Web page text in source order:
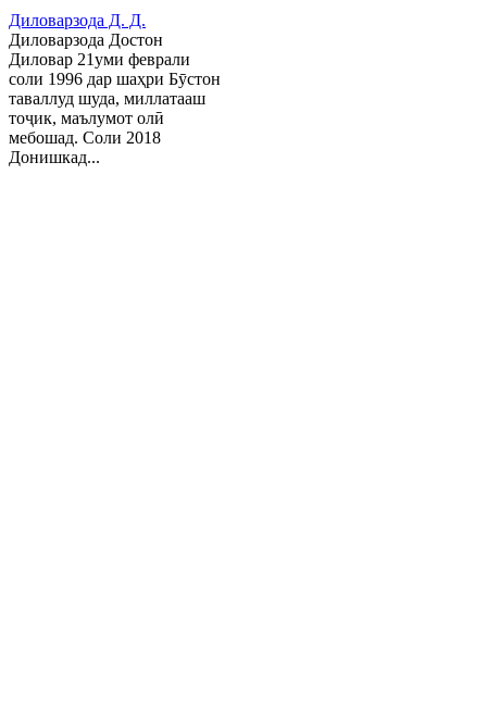
Диловарзода Д. Д.
Диловарзода Достон
Диловар 21уми феврали
соли 1996 дар шаҳри Бӯстон
таваллуд шуда, миллатааш
тоҷик, маълумот олӣ
мебошад. Соли 2018
Донишкад...